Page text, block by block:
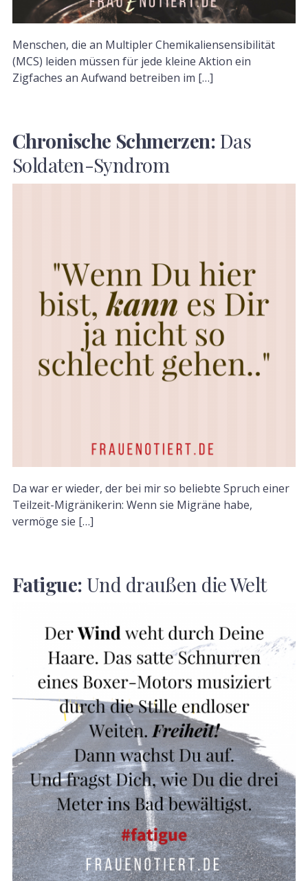
Menschen, die an Multipler Chemikaliensensibilität
(MCS) leiden müssen für jede kleine Aktion ein
Zigfaches an Aufwand betreiben im […]
Chronische Schmerzen:Das
Soldaten-Syndrom
Da war er wieder, der bei mir so beliebte Spruch einer
Teilzeit-Migränikerin: Wenn sie Migräne habe,
vermöge sie […]
Fatigue:Und draußen die Welt